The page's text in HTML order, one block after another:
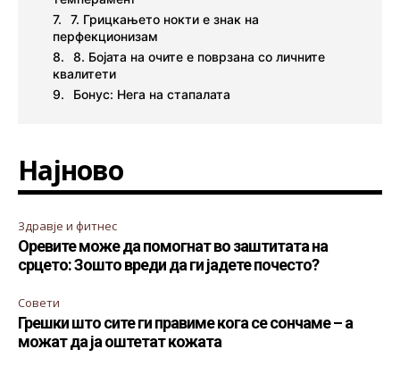
7. Грицкањето нокти е знак на
перфекционизам
8. Бојата на очите е поврзана со личните
квалитети
Бонус: Нега на стапалата
Најново
Здравје и фитнес
Оревите може да помогнат во заштитата на
срцето: Зошто вреди да ги јадете почесто?
Совети
Грешки што сите ги правиме кога се сончаме – а
можат да ја оштетат кожата